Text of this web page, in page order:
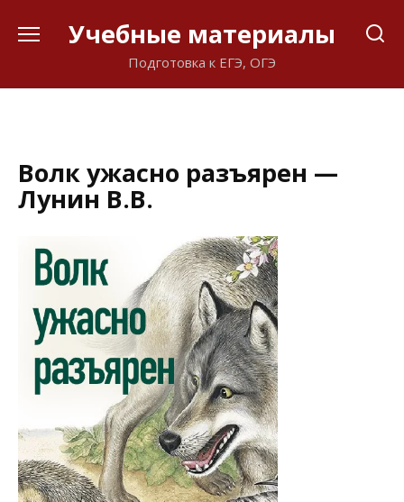
Учебные материалы
Подготовка к ЕГЭ, ОГЭ
Волк ужасно разъярен —
Лунин В.В.